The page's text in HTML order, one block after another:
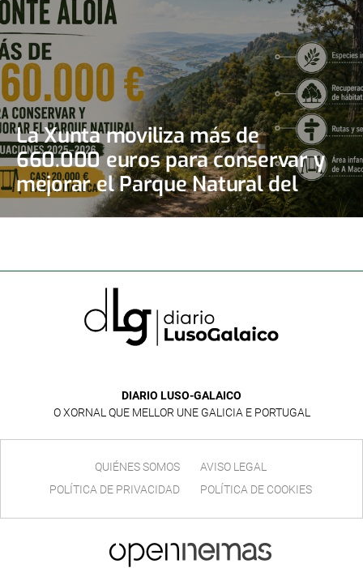
La Xunta moviliza más de
660.000 euros para conservar y
mejorar el Parque Natural del
Monte Aloia
DIARIO LUSO-GALAICO
O XORNAL QUE MELLOR UNE GALICIA E PORTUGAL
QUIÉNES SOMOS
AVISO LEGAL
POLÍTICA DE PRIVACIDAD
POLÍTICA DE COOKIES